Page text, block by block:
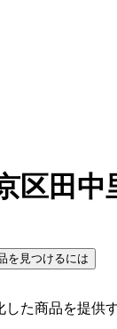
区田
を見つけるには
た商品を提供